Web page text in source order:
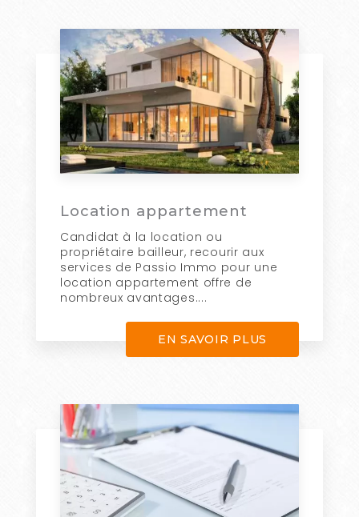
Location appartement
Candidat à la location ou
propriétaire bailleur, recourir aux
services de Passio Immo pour une
location appartement offre de
nombreux avantages....
EN SAVOIR PLUS